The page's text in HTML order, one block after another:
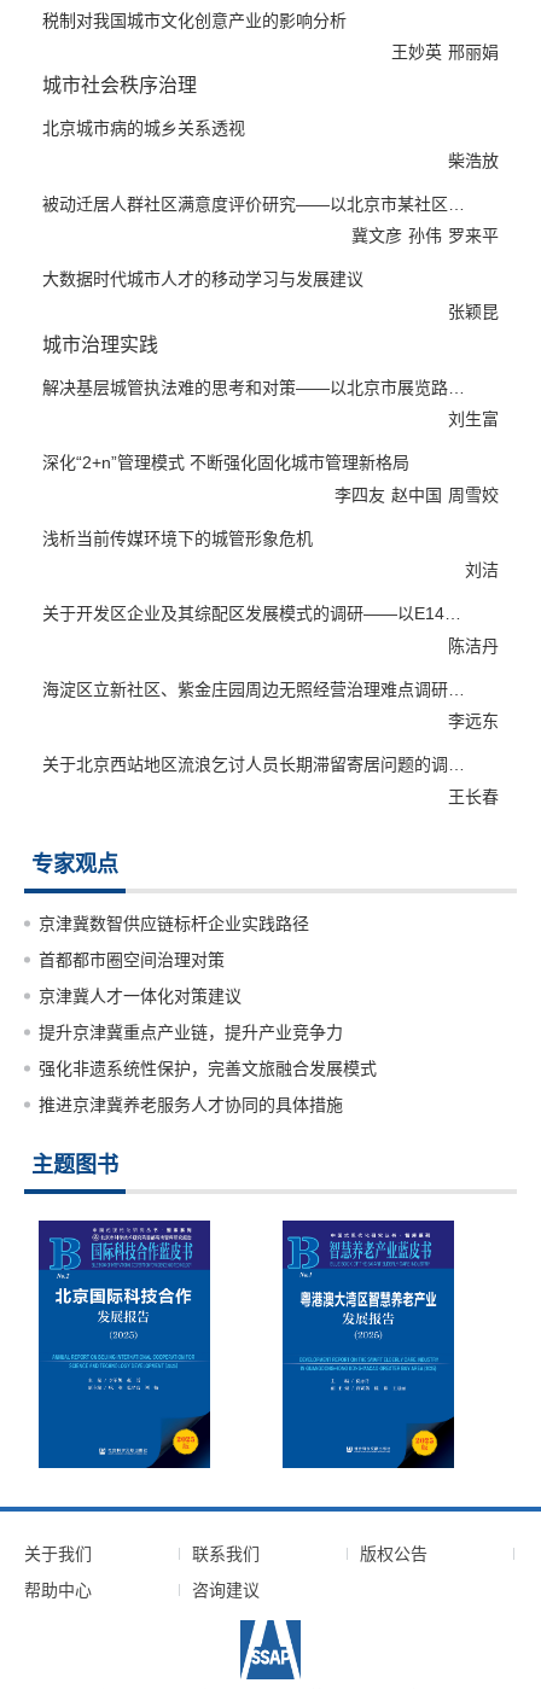
王妙英 邢丽娟
税制对我国城市文化创意产业的影响分析
城市社会秩序治理
柴浩放
北京城市病的城乡关系透视
冀文彦 孙伟 罗来平
张颖昆
大数据时代城市人才的移动学习与发展建议
城市治理实践
刘生富
李四友 赵中国 周雪姣
深化“2+n”管理模式 不断强化固化城市管理新格局
刘洁
浅析当前传媒环境下的城管形象危机
陈洁丹
李远东
王长春
专家观点
京津冀数智供应链标杆企业实践路径
首都都市圈空间治理对策
京津冀人才一体化对策建议
提升京津冀重点产业链，提升产业竞争力
强化非遗系统性保护，完善文旅融合发展模式
推进京津冀养老服务人才协同的具体措施
主题图书
关于我们 联系我们
版权公告
帮助中心
咨询建议